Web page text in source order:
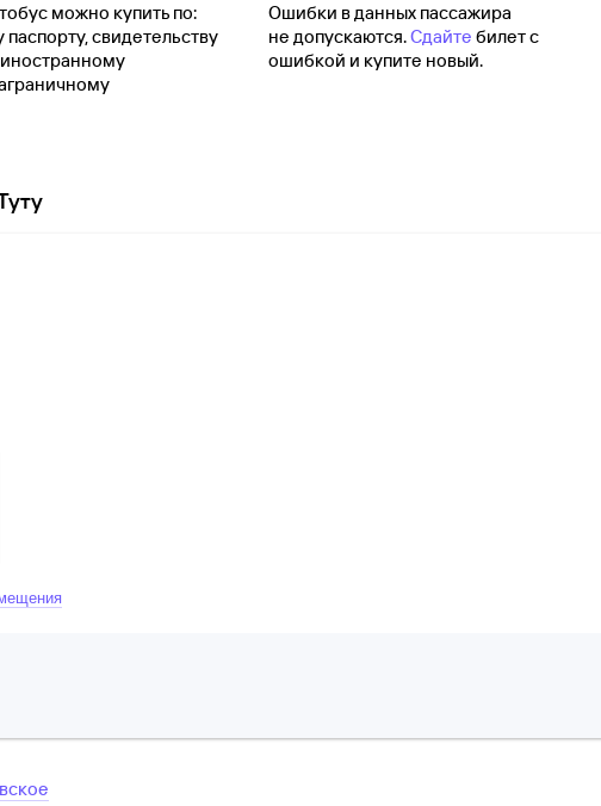
можно купить по:
свидетельству
Ошибки в данных пассажира
не допускаются.Сдайте билет с
ошибкой и купите новый.